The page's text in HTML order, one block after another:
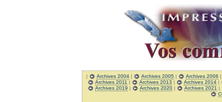
| Archives 2004| Archives 2005| Archives 2006
Archives 2011 | Archives 2013 | Archives 2014 |
Archives 2019 | Archives 2020| Archives 2021 |